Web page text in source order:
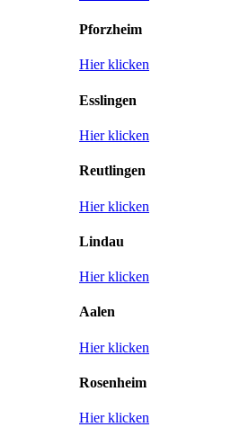
Pforzheim
Hier klicken
Esslingen
Hier klicken
Reutlingen
Hier klicken
Lindau
Hier klicken
Aalen
Hier klicken
Rosenheim
Hier klicken